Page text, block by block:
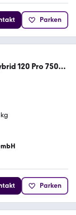
Parken
120 Pro 750
16"
Parken